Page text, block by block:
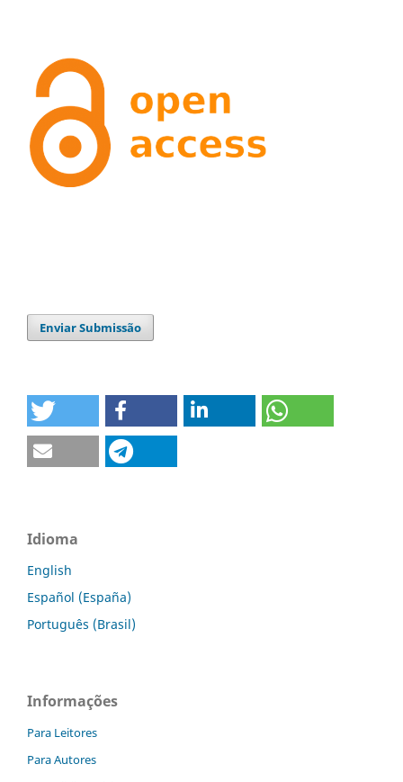
Enviar Submissão
Idioma
English
Español (España)
Português (Brasil)
Informações
Para Leitores
Para Autores